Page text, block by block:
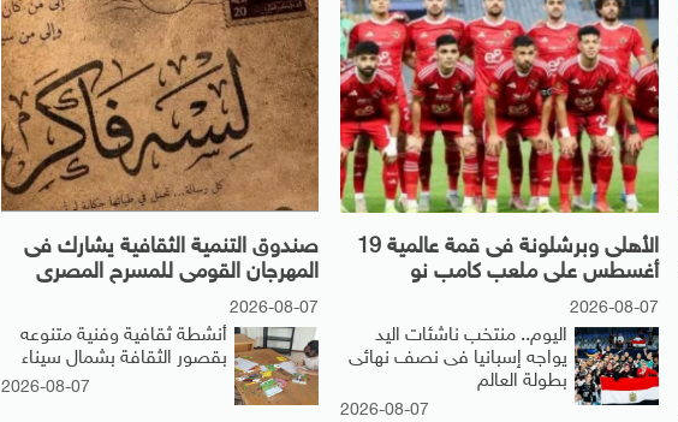
صندوق التنمية الثقافية يشارك فى
المهرجان القومى للمسرح المصرى
2026-08-07
أنشطة ثقافية وفنية متنوعه
بقصور الثقافة بشمال سيناء
2026-08-07
الأهلى وبرشلونة فى قمة عالمية 19
أغسطس على ملعب كامب نو
2026-08-07
اليوم.. منتخب ناشئات اليد
يواجه إسبانيا فى نصف نهائى
بطولة العالم
2026-08-07